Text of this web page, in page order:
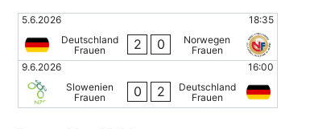
5.6.2026
18:35
Deutschland
Frauen
2 0
Norwegen
Frauen
9.6.2026
16:00
Slowenien
Frauen
0 2
Deutschland
Frauen